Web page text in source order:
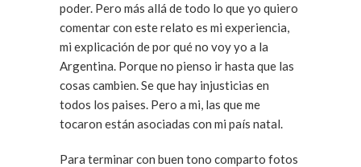
poder. Pero más allá de todo lo que yo quiero
comentar con este relato es mi experiencia,
mi explicación de por qué no voy yo a la
Argentina. Porque no pienso ir hasta que las
cosas cambien. Se que hay injusticias en
todos los paises. Pero a mi, las que me
tocaron están asociadas con mi país natal.
Para terminar con buen tono comparto fotos